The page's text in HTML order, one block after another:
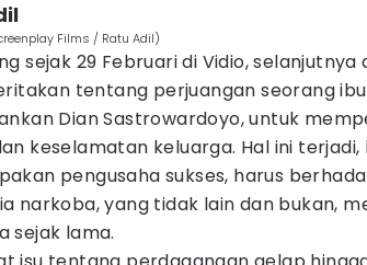
Films / Ratu Adil)
sejak 29 Februari di Vidio, selanjutnya
tentang perjuangan seorang
Dian Sastrowardoyo, untuk
keselamatan keluarga. Hal ini
pengusaha sukses, harus
narkoba, yang tidak lain dan bukan,
sejak lama.